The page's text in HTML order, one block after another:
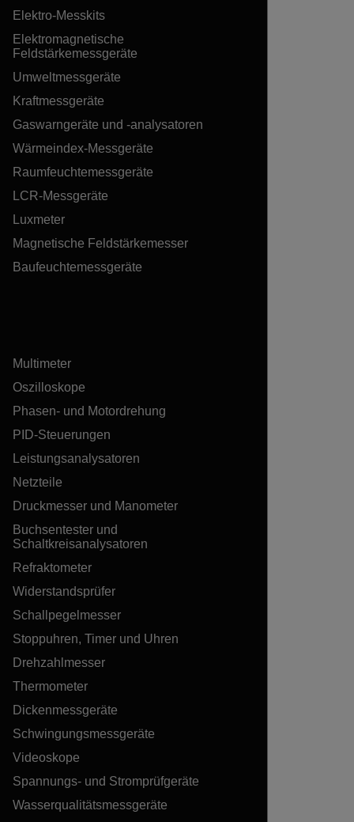
Elektro-Messkits
Elektromagnetische
Feldstärkemessgeräte
Umweltmessgeräte
Kraftmessgeräte
Gaswarngeräte und -analysatoren
Wärmeindex-Messgeräte
Raumfeuchtemessgeräte
LCR-Messgeräte
Luxmeter
Magnetische Feldstärkemesser
Baufeuchtemessgeräte
Multimeter
Oszilloskope
Phasen- und Motordrehung
PID-Steuerungen
Leistungsanalysatoren
Netzteile
Druckmesser und Manometer
Buchsentester und
Schaltkreisanalysatoren
Refraktometer
Widerstandsprüfer
Schallpegelmesser
Stoppuhren, Timer und Uhren
Drehzahlmesser
Thermometer
Dickenmessgeräte
Schwingungsmessgeräte
Videoskope
Spannungs- und Stromprüfgeräte
Wasserqualitätsmessgeräte